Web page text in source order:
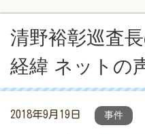
清野裕彰巡査
経緯 ネットの
2018年9月19日 事件